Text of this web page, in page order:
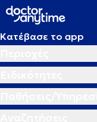
Κατέβασε το app